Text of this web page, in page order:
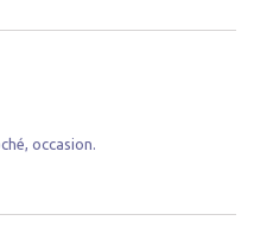
occasion.